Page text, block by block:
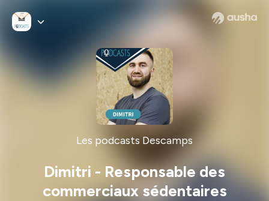
Les podcasts Descamps
Dimitri - Responsable des
commerciaux sédentaires